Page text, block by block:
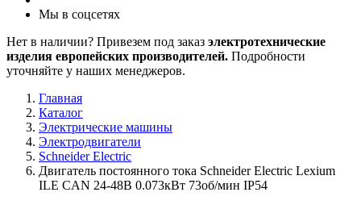
Мы в соцсетях
Нет в наличии? Привезем под заказ электротехнические
изделия европейских производителей. Подробности
уточняйте у наших менеджеров.
Главная
Каталог
Электрические машины
Электродвигатели
Schneider Electric
Двигатель постоянного тока Schneider Electric Lexium
ILE CAN 24-48В 0.073кВт 73об/мин IP54